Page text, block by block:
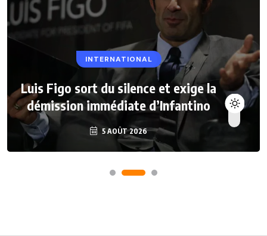
INTERNATIONAL
Luis Figo sort du silence et exige la
démission immédiate d’Infantino
5 AOÛT 2026